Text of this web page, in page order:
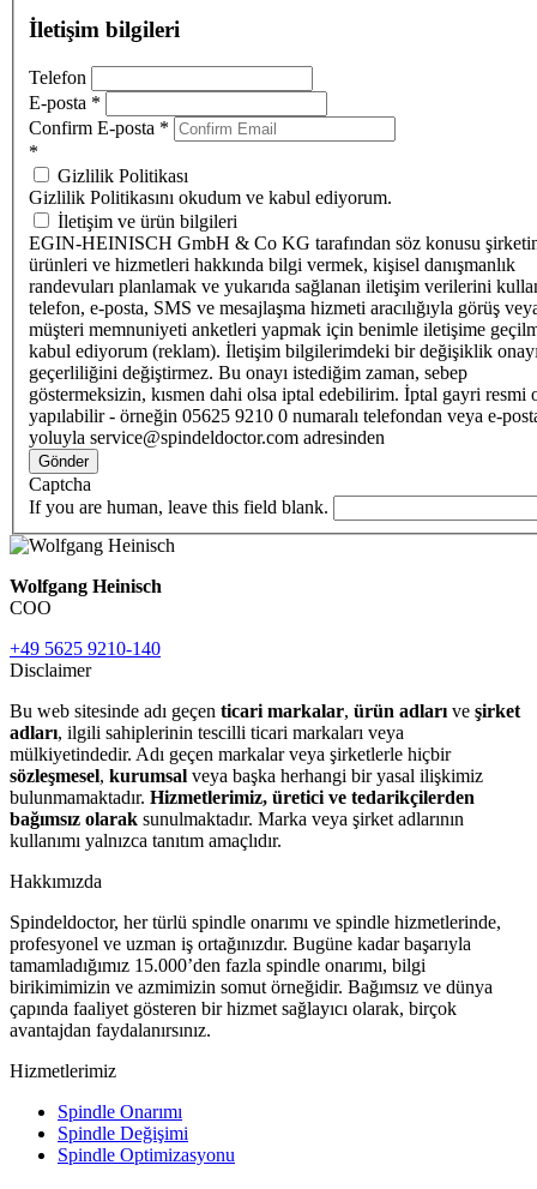
İletişim bilgileri
Telefon
E-posta *
Confirm E-posta *
*
Gizlilik Politikası
Gizlilik Politikasını okudum ve kabul ediyorum.
İletişim ve ürün bilgileri
EGIN-HEINISCH GmbH & Co KG tarafından söz konusu
ürünleri ve hizmetleri hakkında bilgi vermek, kişisel danışmanlık
randevuları planlamak ve yukarıda sağlanan iletişim verilerini
telefon, e-posta, SMS ve mesajlaşma hizmeti aracılığıyla görüş
müşteri memnuniyeti anketleri yapmak için benimle iletişime
kabul ediyorum (reklam). İletişim bilgilerimdeki bir değişiklik
geçerliliğini değiştirmez. Bu onayı istediğim zaman, sebep
göstermeksizin, kısmen dahi olsa iptal edebilirim. İptal gayri resmi
yapılabilir - örneğin 05625 9210 0 numaralı telefondan veya e-
yoluyla service@spindeldoctor.com adresinden
Gönder
Captcha
If you are human, leave this field blank.
Wolfgang Heinisch
COO
+49 5625 9210-140
Disclaimer
Bu web sitesinde adı geçen ticari markalar, ürün adları ve şirket
adları, ilgili sahiplerinin tescilli ticari markaları veya
mülkiyetindedir. Adı geçen markalar veya şirketlerle hiçbir
sözleşmesel, kurumsal veya başka herhangi bir yasal ilişkimiz
bulunmamaktadır. Hizmetlerimiz, üretici ve tedarikçilerden
bağımsız olarak sunulmaktadır. Marka veya şirket adlarının
kullanımı yalnızca tanıtım amaçlıdır.
Hakkımızda
Spindeldoctor, her türlü spindle onarımı ve spindle hizmetlerinde,
profesyonel ve uzman iş ortağınızdır. Bugüne kadar başarıyla
tamamladığımız 15.000’den fazla spindle onarımı, bilgi
birikimimizin ve azmimizin somut örneğidir. Bağımsız ve dünya
çapında faaliyet gösteren bir hizmet sağlayıcı olarak, birçok
avantajdan faydalanırsınız.
Hizmetlerimiz
Spindle Onarımı
Spindle Değişimi
Spindle Optimizasyonu